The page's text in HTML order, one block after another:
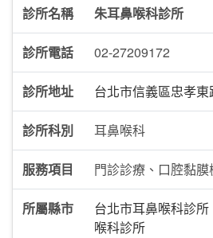
診所名稱 朱耳鼻喉科診所
診所電話 02-27209172
診所地址 台北市信義區忠孝
診所科別 耳鼻喉科
服務項目 門診診療、口腔黏膜
所屬縣市 台北市耳鼻喉科診所
喉科診所